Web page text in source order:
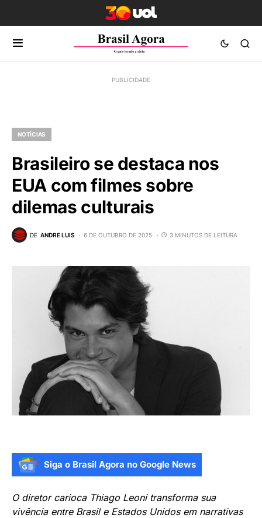
NOTÍCIAS
Brasileiro se destaca nos
EUA com filmes sobre
dilemas culturais
DE ANDRE LUIS 6 DE OUTUBRO DE 2025 3 MINUTOS DE LEITURA
Siga o Brasil Agora no Google News
O diretor carioca Thiago Leoni transforma sua
vivência entre Brasil e Estados Unidos em narrativas